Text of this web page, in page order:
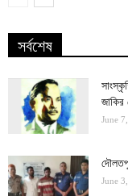
সর্বশেষ
জাকির
June
June